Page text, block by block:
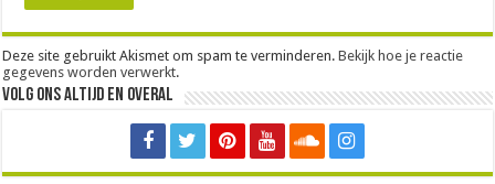
Deze site gebruikt Akismet om spam te verminderen.Bekijk hoe je reactie
gegevens worden verwerkt.
Volg ons altijd en overal